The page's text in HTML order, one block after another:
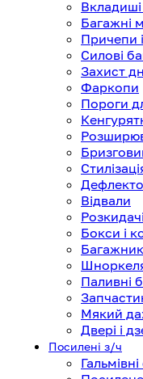
Вкладиші
Багажні
Причепи
Силові
Захист
Фаркопи
Пороги
Відвали
Бокси і
Паливні
Мякий
Двері і
Посилені з/ч